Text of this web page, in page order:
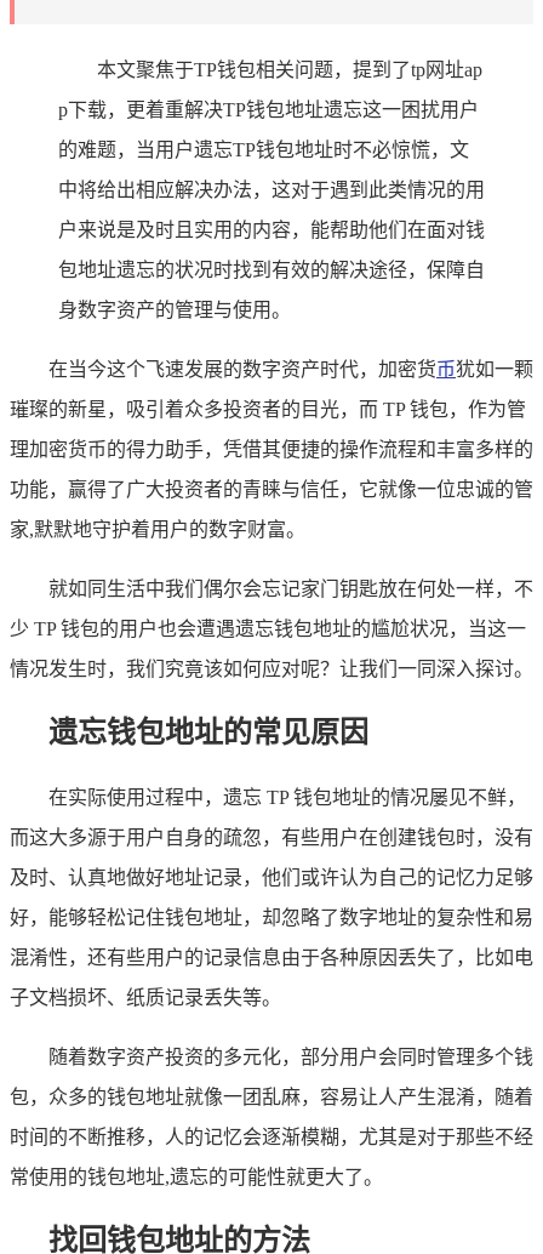
本文聚焦于TP钱包相关问题，提到了tp网址ap
p下载，更着重解决TP钱包地址遗忘这一困扰用户
的难题，当用户遗忘TP钱包地址时不必惊慌，文
中将给出相应解决办法，这对于遇到此类情况的用
户来说是及时且实用的内容，能帮助他们在面对钱
包地址遗忘的状况时找到有效的解决途径，保障自
身数字资产的管理与使用。
在当今这个飞速发展的数字资产时代，加密货币犹如一颗
璀璨的新星，吸引着众多投资者的目光，而 TP 钱包，作为管
理加密货币的得力助手，凭借其便捷的操作流程和丰富多样的
功能，赢得了广大投资者的青睐与信任，它就像一位忠诚的管
家,默默地守护着用户的数字财富。
就如同生活中我们偶尔会忘记家门钥匙放在何处一样，不
少 TP 钱包的用户也会遭遇遗忘钱包地址的尴尬状况，当这一
情况发生时，我们究竟该如何应对呢？让我们一同深入探讨。
遗忘钱包地址的常见原因
在实际使用过程中，遗忘 TP 钱包地址的情况屡见不鲜，
而这大多源于用户自身的疏忽，有些用户在创建钱包时，没有
及时、认真地做好地址记录，他们或许认为自己的记忆力足够
好，能够轻松记住钱包地址，却忽略了数字地址的复杂性和易
混淆性，还有些用户的记录信息由于各种原因丢失了，比如电
子文档损坏、纸质记录丢失等。
随着数字资产投资的多元化，部分用户会同时管理多个钱
包，众多的钱包地址就像一团乱麻，容易让人产生混淆，随着
时间的不断推移，人的记忆会逐渐模糊，尤其是对于那些不经
常使用的钱包地址,遗忘的可能性就更大了。
找回钱包地址的方法